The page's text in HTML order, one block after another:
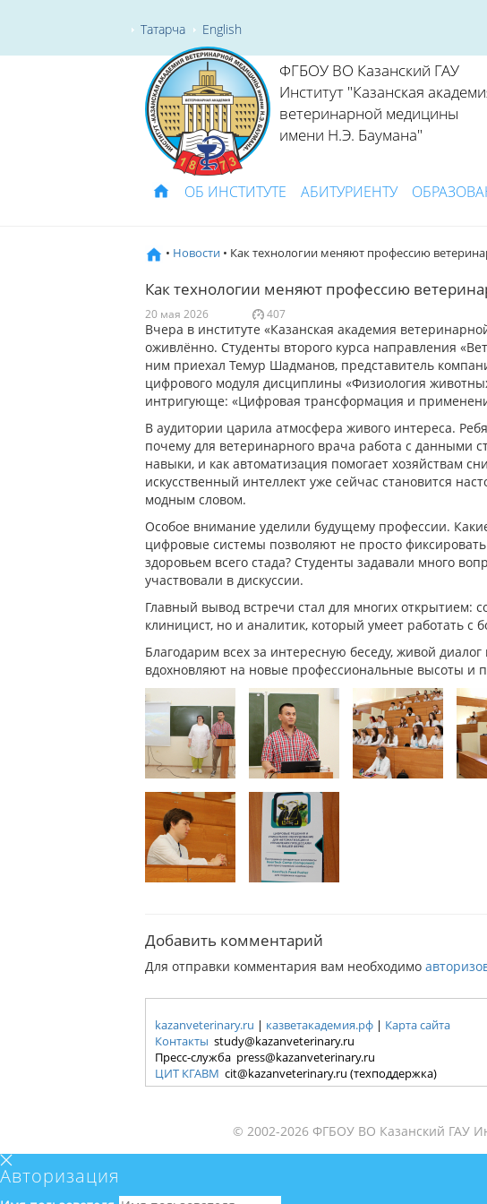
Татарча English
ФГБОУ ВО Казанский ГАУ
Институт "Казанская
ветеринарной медицины
имени Н.Э. Баумана"
ОБ ИНСТИТУТЕ АБИТУРИЕНТУ
• Новости • Как технологии меняют профессию
Как технологии меняют профессию
20 мая 2026 407
Вчера в институте «Казанская академия
оживлённо. Студенты второго курса направления
ним приехал Темур Шадманов, представитель
цифрового модуля дисциплины «Физиология
интригующе: «Цифровая трансформация и
В аудитории царила атмосфера живого интереса.
почему для ветеринарного врача работа с данными
навыки, и как автоматизация помогает хозяйствам
искусственный интеллект уже сейчас становится
модным словом.
Особое внимание уделили будущему профессии.
цифровые системы позволяют не просто
здоровьем всего стада? Студенты задавали много
участвовали в дискуссии.
Главный вывод встречи стал для многих
клиницист, но и аналитик, который умеет
Благодарим всех за интересную беседу, живой
вдохновляют на новые профессиональные высоты и
Добавить комментарий
Для отправки комментария вам необходимо
kazanveterinary.ru | казветакадемия.рф | Карта сайта
Контакты study@kazanveterinary.ru
Пресс-служба press@kazanveterinary.ru
ЦИТ КГАВМ cit@kazanveterinary.ru (техподдержка)
© 2002-2026 ФГБОУ ВО Казанский ГАУ
Авторизация